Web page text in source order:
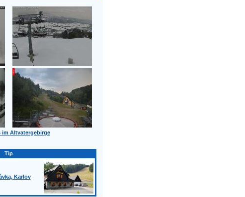
im Altvatergebirge
Tip
Karlov